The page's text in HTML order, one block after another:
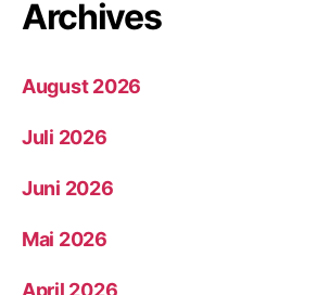
Archives
August 2026
Juli 2026
Juni 2026
Mai 2026
April 2026